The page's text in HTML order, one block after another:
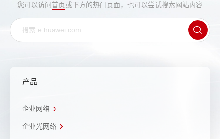
您可以访问首页或下方的热门页面，也可以尝试搜索网站内容
产品
企业网络
企业光网络